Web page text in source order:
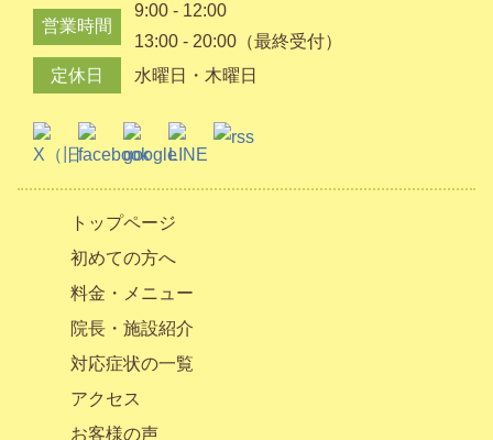
営業時間
9:00 - 12:00
13:00 - 20:00（最終受付）
定休日
水曜日・木曜日
トップページ
初めての方へ
料金・メニュー
院長・施設紹介
対応症状の一覧
アクセス
お客様の声